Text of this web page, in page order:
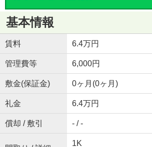
基本情報
賃料 6.4万円
管理費等 6,000円
敷金(保証金) 0ヶ月(0ヶ月)
礼金 6.4万円
償却 / 敷引 - / -
1K